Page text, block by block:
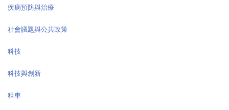
疾病預防與治療
社會議題與公共政策
科技
科技與創新
租車